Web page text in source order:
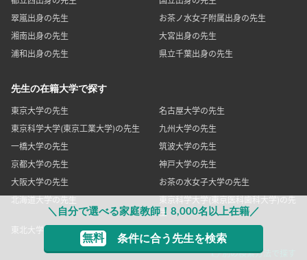
＼自分で選べる家庭教師！8,000名以上在籍／
無料 条件に合う先生を検索
翠嵐出身の先生
お茶ノ水女子附属出身の先生
湘南出身の先生
大宮出身の先生
浦和出身の先生
県立千葉出身の先生
先生の在籍大学で探す
東京大学の先生
名古屋大学の先生
東京科学大学(東京工業大学)の先生
九州大学の先生
一橋大学の先生
筑波大学の先生
京都大学の先生
神戸大学の先生
大阪大学の先生
お茶の水女子大学の先生
北海道大学の先生
東京科学大学(東京医科歯科大学)の先
生
東北大学の先生
👉別の検索方法で探す